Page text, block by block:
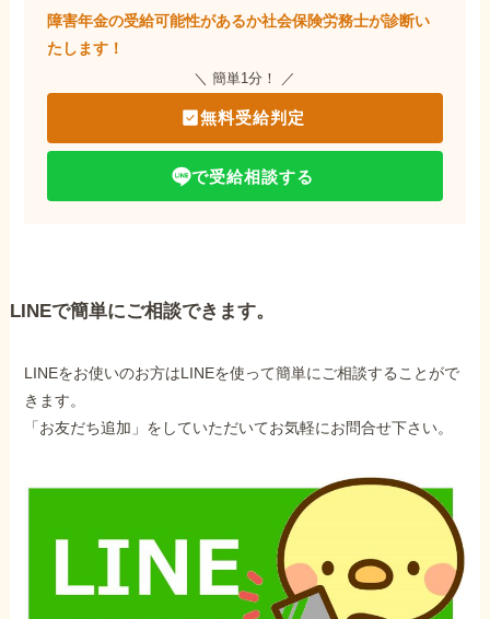
障害年金の受給可能性があるか社会保険労務士が診断い
たします！
＼ 簡単1分！ ／
無料受給判定
で受給相談する
LINEで簡単にご相談できます。
LINEをお使いのお方はLINEを使って簡単にご相談することがで
きます。
「お友だち追加」をしていただいてお気軽にお問合せ下さい。